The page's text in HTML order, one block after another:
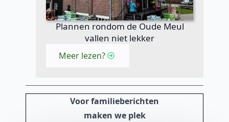
Plannen rondom de Oude Meul
vallen niet lekker
Meer lezen?
Voor familieberichten
maken we plek